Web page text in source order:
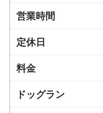
営業時間
定休日
料金
ドッグラン